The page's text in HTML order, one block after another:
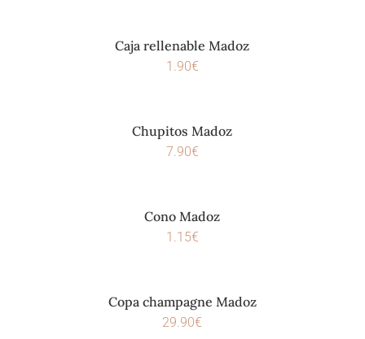
Caja rellenable Madoz
1.90€
Chupitos Madoz
7.90€
Cono Madoz
1.15€
Copa champagne Madoz
29.90€